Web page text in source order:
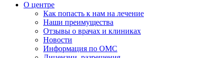
О центре
Как попасть к нам на лечение
Наши преимущества
Отзывы о врачах и клиниках
Новости
Информация по ОМС